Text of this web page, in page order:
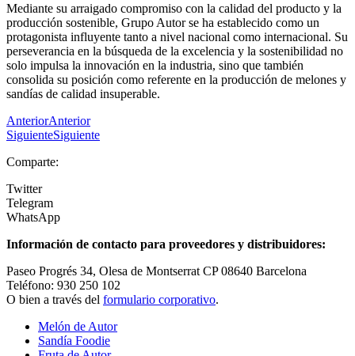
Mediante su arraigado compromiso con la calidad del producto y la
producción sostenible, Grupo Autor se ha establecido como un
protagonista influyente tanto a nivel nacional como internacional. Su
perseverancia en la búsqueda de la excelencia y la sostenibilidad no
solo impulsa la innovación en la industria, sino que también
consolida su posición como referente en la producción de melones y
sandías de calidad insuperable.
AnteriorAnterior
SiguienteSiguiente
Comparte:
Twitter
Telegram
WhatsApp
Información de contacto para proveedores y distribuidores:
Paseo Progrés 34, Olesa de Montserrat CP 08640 Barcelona
Teléfono: 930 250 102
O bien a través del formulario corporativo.
Melón de Autor
Sandía Foodie